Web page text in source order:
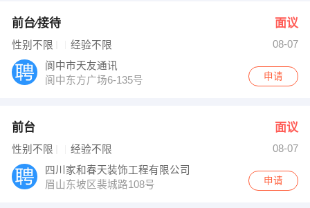
前台∕接待 面议
性别不限 经验不限
08-07
阆中市天友通讯
阆中东方广场6-135号
申请
前台 面议
性别不限 经验不限
08-07
四川家和春天装饰工程有限公司
眉山东坡区裴城路108号
申请